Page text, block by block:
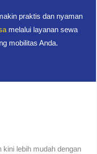
praktis dan nyaman
melalui layanan sewa
mobilitas Anda.
kini lebih mudah dengan